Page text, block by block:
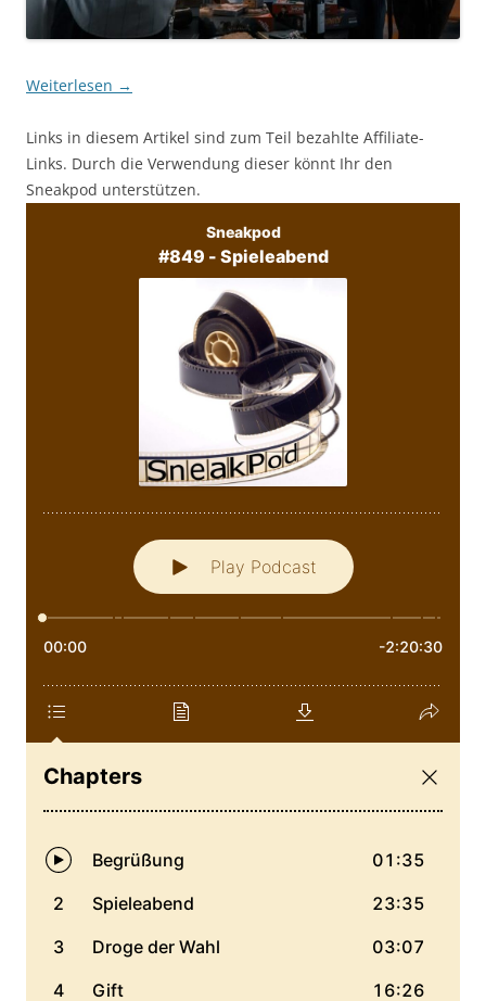
Weiterlesen →
Links in diesem Artikel sind zum Teil bezahlte Affiliate-
Links. Durch die Verwendung dieser könnt Ihr den
Sneakpod unterstützen.